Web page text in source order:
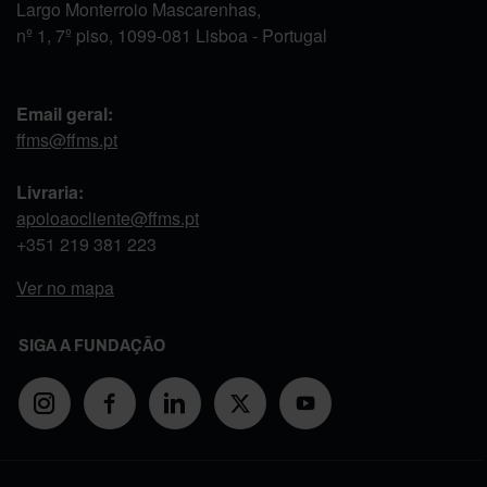
Largo Monterroio Mascarenhas,
nº 1, 7º piso, 1099-081 Lisboa - Portugal
Email geral:
ffms@ffms.pt
Livraria:
apoioaocliente@ffms.pt
+351 219 381 223
Ver no mapa
SIGA A FUNDAÇÃO